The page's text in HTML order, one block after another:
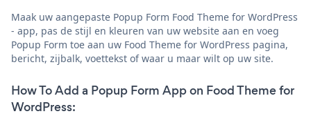
Maak uw aangepaste Popup Form Food Theme for WordPress
- app, pas de stijl en kleuren van uw website aan en voeg
Popup Form toe aan uw Food Theme for WordPress pagina,
bericht, zijbalk, voettekst of waar u maar wilt op uw site.
How To Add a Popup Form App on Food Theme for
WordPress: